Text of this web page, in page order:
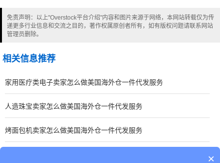
免责声明：以上"Overstock平台介绍"内容和图片来源于网络，本网站转载仅为传
递更多行业信息和交流之目的，著作权属原创者所有，如有版权问题请联系网站
管理员删除。
相关信息推荐
家用医疗类电子卖家怎么做美国海外仓一件代发服务
人造珠宝卖家怎么做美国海外仓一件代发服务
烤面包机卖家怎么做美国海外仓一件代发服务
×